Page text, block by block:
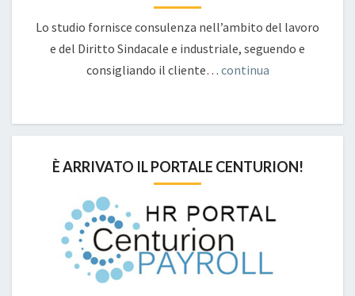
Lo studio fornisce consulenza nell’ambito del lavoro
e del Diritto Sindacale e industriale, seguendo e
consigliando il cliente… continua
È ARRIVATO IL PORTALE CENTURION!